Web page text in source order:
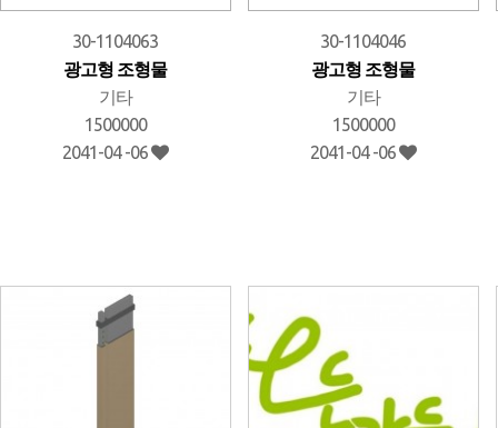
30-1104063
광고형 조형물
기타
1500000
2041-04 -06
30-1104046
광고형 조형물
기타
1500000
2041-04 -06